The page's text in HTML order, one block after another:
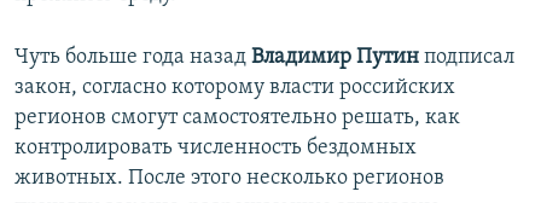
Чуть больше года назад Владимир Путин подписал
закон, согласно которому власти российских
регионов смогут самостоятельно решать, как
контролировать численность бездомных
животных. После этого несколько регионов